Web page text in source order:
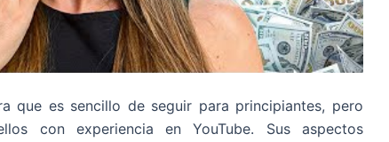
que es sencillo de seguir para principiantes, pero
con experiencia en YouTube. Sus aspectos